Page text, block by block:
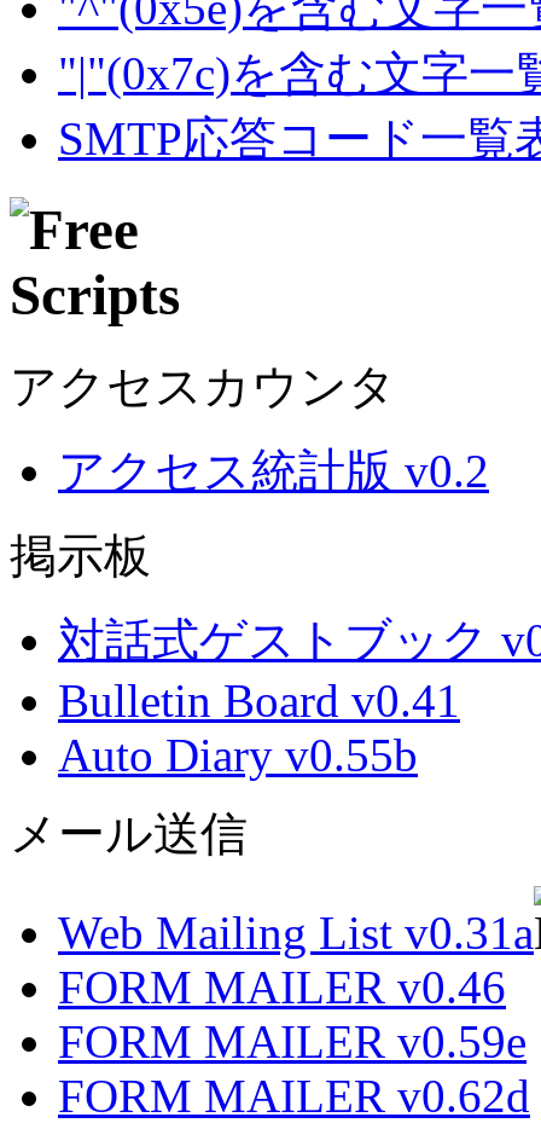
"|"(0x7c)を含む文字一
SMTP応答コード一覧
アクセスカウンタ
アクセス統計版 v0.2
掲示板
対話式ゲストブック
Bulletin Board v0.41
Auto Diary v0.55b
メール送信
Web Mailing List v0.31a
FORM MAILER v0.46
FORM MAILER v0.59e
FORM MAILER v0.62d